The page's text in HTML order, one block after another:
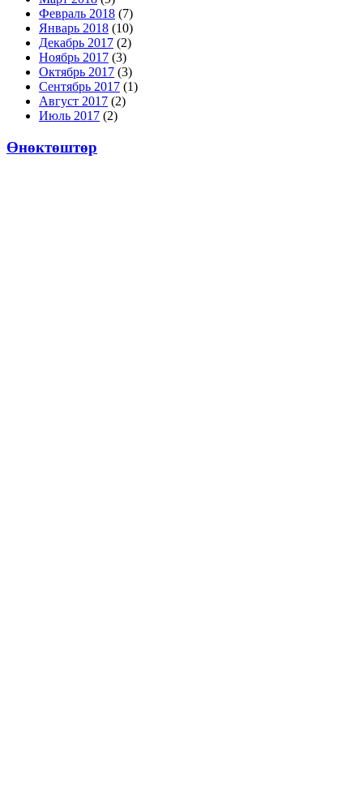
Февраль 2018 (7)
Январь 2018 (10)
Декабрь 2017 (2)
Ноябрь 2017 (3)
Октябрь 2017 (3)
Сентябрь 2017 (1)
Август 2017 (2)
Июль 2017 (2)
Өнөктөштөр